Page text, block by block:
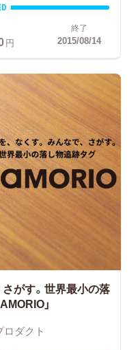
円
終了
2015/08/14
さがす。世界最小の落
」
ロダクト